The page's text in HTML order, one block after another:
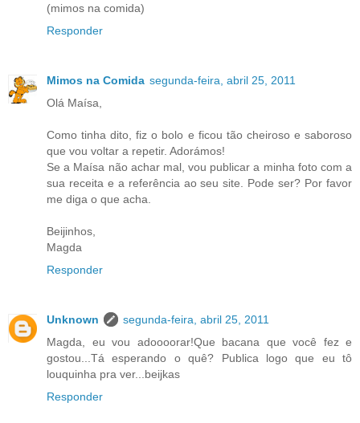
(mimos na comida)
Responder
Mimos na Comida segunda-feira, abril 25, 2011
Olá Maísa,
Como tinha dito, fiz o bolo e ficou tão cheiroso e saboroso
que vou voltar a repetir. Adorámos!
Se a Maísa não achar mal, vou publicar a minha foto com a
sua receita e a referência ao seu site. Pode ser? Por favor
me diga o que acha.
Beijinhos,
Magda
Responder
Unknown
segunda-feira, abril 25, 2011
Magda, eu vou adoooorar!Que bacana que você fez e
gostou...Tá esperando o quê? Publica logo que eu tô
louquinha pra ver...beijkas
Responder